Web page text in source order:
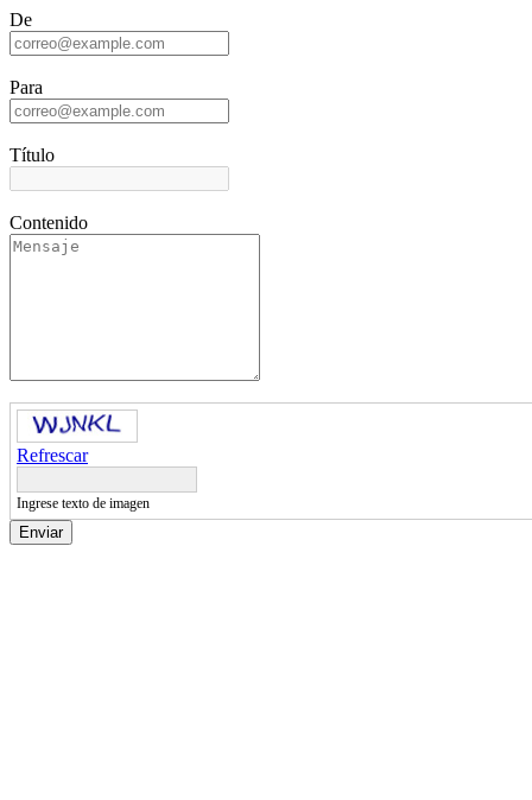
De
Para
Título
Contenido
Refrescar
Ingrese texto de imagen